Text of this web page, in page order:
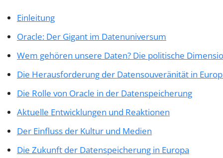
Einleitung
Oracle: Der Gigant im Datenuniversum
Wem gehören unsere Daten? Die politische
Die Herausforderung der Datensouveränität in
Die Rolle von Oracle in der Datenspeicherung
Aktuelle Entwicklungen und Reaktionen
Der Einfluss der Kultur und Medien
Die Zukunft der Datenspeicherung in Europa